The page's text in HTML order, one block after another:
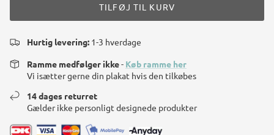
TILFØJ TIL KURV
Hurtig levering: 1-3 hverdage
Ramme medfølger ikke- Køb ramme her
Vi isætter gerne din plakat hvis den tilkøbes
14 dages returret
Gælder ikke personligt designede produkter